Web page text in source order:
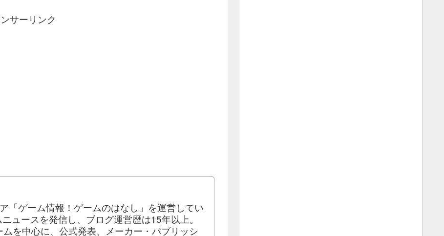
サーリンク
「ゲーム情報！ゲームのはなし」を運営してい
ュースを発信し、ブログ運営歴は15年以上。
を中心に、公式発表、メーカー・パブリッシ